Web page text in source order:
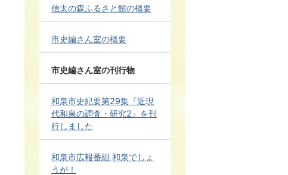
信太の森ふるさと館の概要
市史編さん室の概要
市史編さん室の刊行物
和泉市史紀要第29集『近現
代和泉の調査・研究2』を刊
行しました
和泉市広報番組 和泉でしょ
うが！